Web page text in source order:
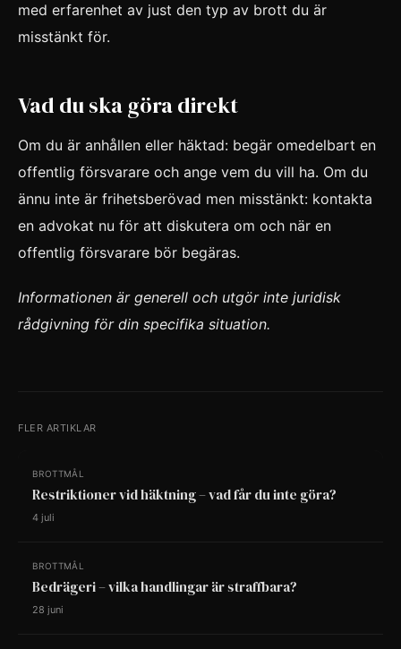
med erfarenhet av just den typ av brott du är
misstänkt för.
Vad du ska göra direkt
Om du är anhållen eller häktad: begär omedelbart en
offentlig försvarare och ange vem du vill ha. Om du
ännu inte är frihetsberövad men misstänkt: kontakta
en advokat nu för att diskutera om och när en
offentlig försvarare bör begäras.
Informationen är generell och utgör inte juridisk
rådgivning för din specifika situation.
FLER ARTIKLAR
BROTTMÅL
Restriktioner vid häktning – vad får du inte göra?
4 juli
BROTTMÅL
Bedrägeri – vilka handlingar är straffbara?
28 juni